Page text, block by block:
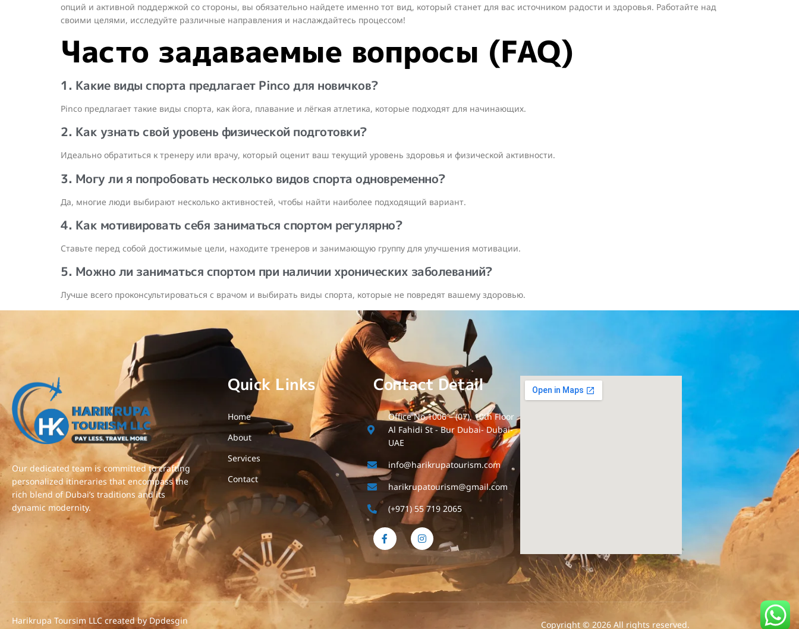
опций и активной поддержкой со стороны, вы обязательно найдете именно тот вид, который станет для вас источником радости и здоровья. Работайте над
своими целями, исследуйте различные направления и наслаждайтесь процессом!
Часто задаваемые вопросы (FAQ)
1. Какие виды спорта предлагает Pinco для новичков?
Pinco предлагает такие виды спорта, как йога, плавание и лёгкая атлетика, которые подходят для начинающих.
2. Как узнать свой уровень физической подготовки?
Идеально обратиться к тренеру или врачу, который оценит ваш текущий уровень здоровья и физической активности.
3. Могу ли я попробовать несколько видов спорта одновременно?
Да, многие люди выбирают несколько активностей, чтобы найти наиболее подходящий вариант.
4. Как мотивировать себя заниматься спортом регулярно?
Ставьте перед собой достижимые цели, находите тренеров и занимающую группу для улучшения мотивации.
5. Можно ли заниматься спортом при наличии хронических заболеваний?
Лучше всего проконсультироваться с врачом и выбирать виды спорта, которые не повредят вашему здоровью.
Our dedicated team is committed to crafting
personalized itineraries that encompass the
rich blend of Dubai’s traditions and its
dynamic modernity.
Quick Links
Home
About
Services
Contact
Contact Detail
Office No.1006 – (07), 10th Floor
Al Fahidi St - Bur Dubai- Dubai-
UAE
info@harikrupatourism.com
harikrupatourism@gmail.com
(+971) 55 719 2065
Harikrupa Toursim LLC created by Dpdesgin Copyright © 2026 All rights reserved.